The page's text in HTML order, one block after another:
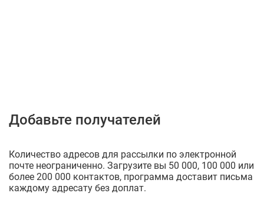
Добавьте получателей
Количество адресов для рассылки по электронной
почте неограниченно. Загрузите вы 50 000, 100 000 или
более 200 000 контактов, программа доставит письма
каждому адресату без доплат.